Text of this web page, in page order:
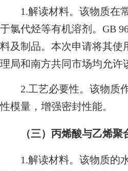
1.解读材料。该物质在常
于氯代烃等有机溶剂。GB
料及制品。本次申请将其使
理局和南方共同市场均允许
2.工艺必要性。该物质作
性模量，增强密封性能。
（三）丙烯酸与乙烯聚
1.解读材料。该物质的水